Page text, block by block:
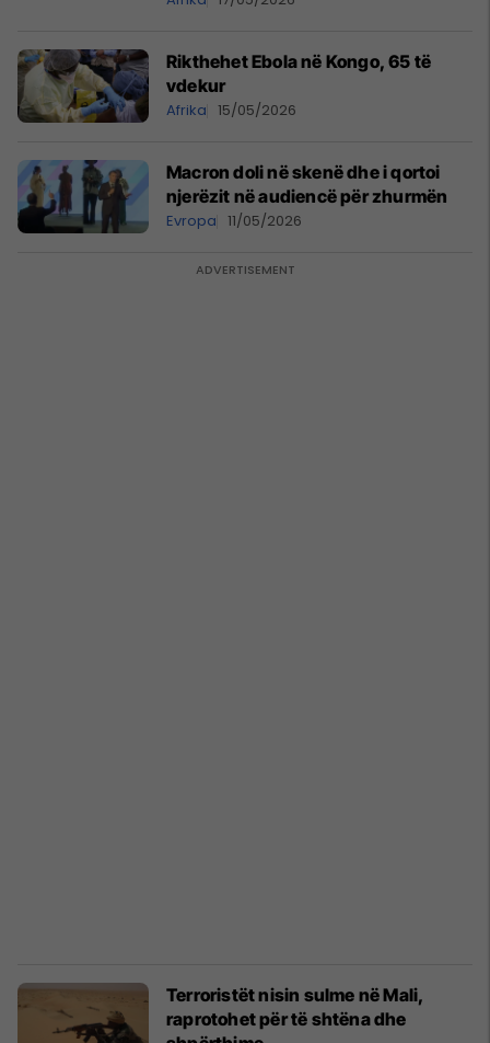
Rikthehet Ebola në Kongo, 65 të
vdekur
Afrika 15/05/2026
Macron doli në skenë dhe i qortoi
njerëzit në audiencë për zhurmën
Evropa 11/05/2026
Terroristët nisin sulme në Mali,
raprotohet për të shtëna dhe